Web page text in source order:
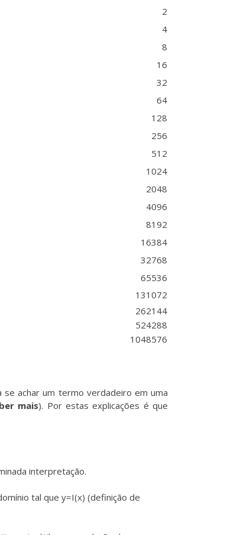
2
4
8
16
32
64
128
256
512
1024
2048
4096
8192
16384
32768
65536
131072
262144
524288
1048576
se achar um termo verdadeiro em uma
mais). Por estas explicações é que
interpretação.
tal que y=I(x) (definição de